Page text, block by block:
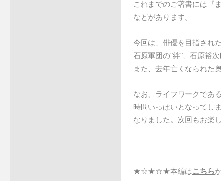
これまでのご著書には『
などがあります。
今回は、俳優を目指され
石原軍団の"絆"、石原裕
また、去年亡くなられた
なお、ライフワークであ
時間いっぱいとなってし
なりました。次回もお楽
★☆★☆★本編はこちら